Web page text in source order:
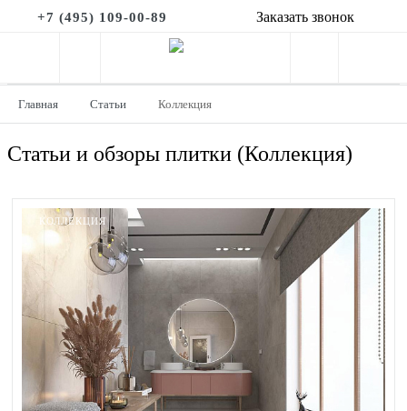
+7 (495) 109-00-89 Заказать звонок
Главная Статьи Коллекция
Статьи и обзоры плитки (Коллекция)
КОЛЛЕКЦИЯ